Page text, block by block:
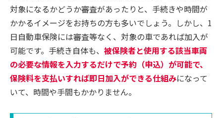
対象になるかどうか審査があったりと、手続きや時間が
かかるイメージをお持ちの方も多いでしょう。しかし、1
日自動車保険には審査等なく、対象の車であれば加入が
可能です。手続き自体も、 被保険者と使用する該当車両
の必要な情報を入力するだけで予約（申込）が可能で、
保険料を支払いすれば即日加入ができる仕組みになって
いて、時間や手間もかかりません。